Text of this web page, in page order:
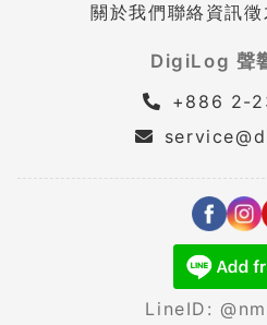
關於我們聯絡資訊
DigiLog 聲
+886 2-
LineID: